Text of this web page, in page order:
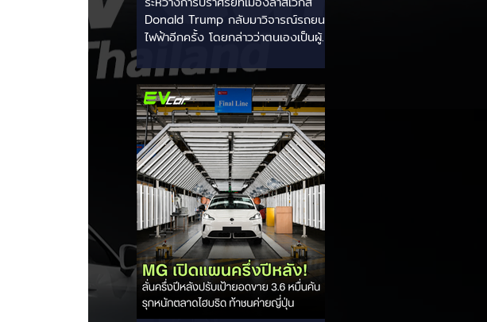
Donald Trump กลับมาวิจารณ์รถยนต์
ไฟฟ้าอีกครั้ง โดยกล่าวว่าตนเองเป็นผู้
ใช้รถยนต์ไฟฟ้าว่าเหมือน "เป็นโรค"
เพราะเริ่มกังวลเรื่องแบตเตอรี่ตั้งแต่ยัง
เหลือไฟจำนวนมาก และคอยมองหาสถา
นีชาร์จอยู่ตลอดเวลา ซึ่งสื่อมองว่า
เป็นการพาดพิงถึงอาการ Range
Anxiety หรือความกังวลเรื่องระยะทาง
วิ่งของรถ EV Trump ยังระบุว่า
ปัจจุบันรถยนต์ไฟฟ้ามีสัดส่วนเพียง
ประมาณ 7% ของยอดขายรถใหม่ใน
สหรัฐฯ และใช้ตัวเลขนี้เป็นเหตุผล
ประกอบว่า...